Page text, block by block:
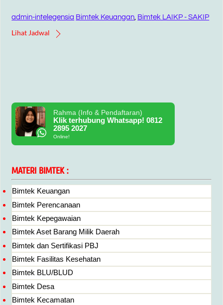
admin-intelegensia Bimtek Keuangan Bimtek LAIKP - SAKIP
Lihat Jadwal
Rahma (Info & Pendaftaran)
Klik terhubung Whatsapp! 0812
2895 2027
Online!
MATERI BIMTEK :
Bimtek Keuangan
Bimtek Perencanaan
Bimtek Kepegawaian
Bimtek Aset Barang Milik Daerah
Bimtek dan Sertifikasi PBJ
Bimtek Fasilitas Kesehatan
Bimtek BLU/BLUD
Bimtek Desa
Bimtek Kecamatan